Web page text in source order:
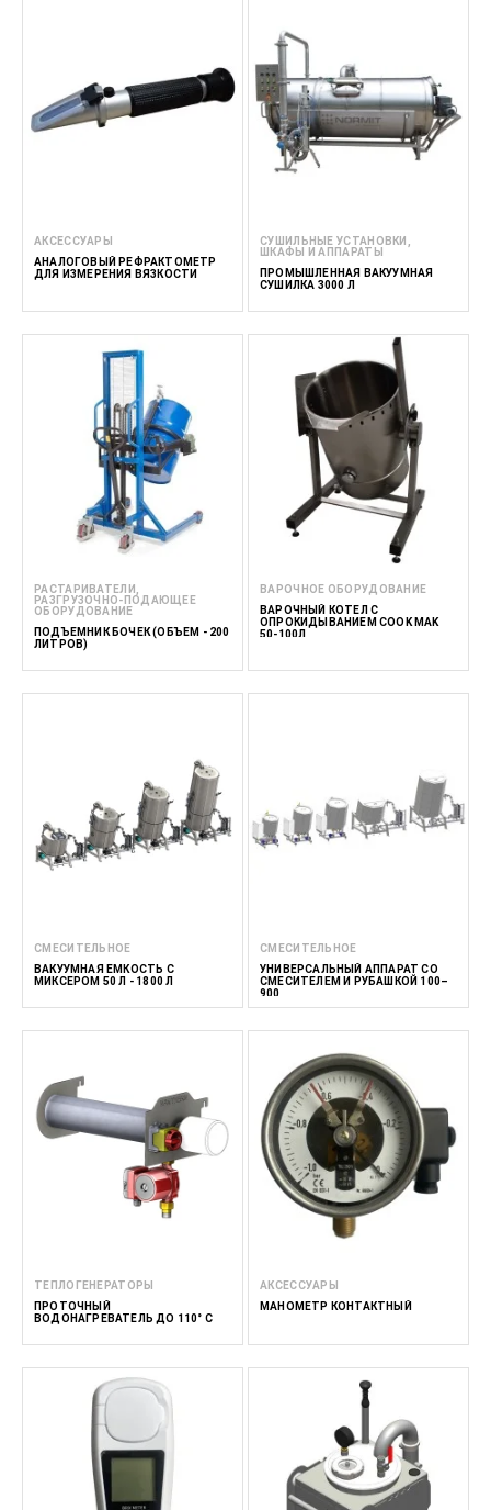
АКСЕССУАРЫ
АНАЛОГОВЫЙ РЕФРАКТОМЕТР
ДЛЯ ИЗМЕРЕНИЯ ВЯЗКОСТИ
СУШИЛЬНЫЕ УСТАНОВКИ,
ШКАФЫ И АППАРАТЫ
ПРОМЫШЛЕННАЯ ВАКУУМНАЯ
СУШИЛКА 3000 Л
РАСТАРИВАТЕЛИ,
РАЗГРУЗОЧНО-ПОДАЮЩЕЕ
ОБОРУДОВАНИЕ
ПОДЪЕМНИК БОЧЕК (ОБЪЕМ - 200
ЛИТРОВ)
ВАРОЧНОЕ ОБОРУДОВАНИЕ
ВАРОЧНЫЙ КОТЕЛ С
ОПРОКИДЫВАНИЕМ COOK MAK
50-100Л
СМЕСИТЕЛЬНОЕ
ВАКУУМНАЯ ЕМКОСТЬ С
МИКСЕРОМ 50 Л - 1800 Л
СМЕСИТЕЛЬНОЕ
УНИВЕРСАЛЬНЫЙ АППАРАТ СО
СМЕСИТЕЛЕМ И РУБАШКОЙ 100–
900
ТЕПЛОГЕНЕРАТОРЫ
ПРОТОЧНЫЙ
ВОДОНАГРЕВАТЕЛЬ ДО 110° С
АКСЕССУАРЫ
МАНОМЕТР КОНТАКТНЫЙ